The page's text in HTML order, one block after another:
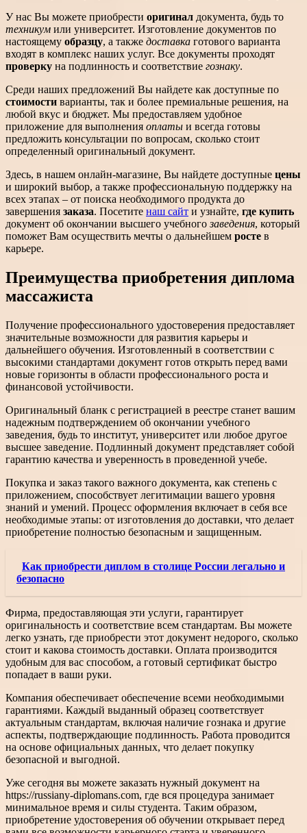
У нас Вы можете приобрести оригинал документа, будь то
техникум или университет. Изготовление документов по
настоящему образцу, а также доставка готового варианта
входят в комплекс наших услуг. Все документы проходят
проверку на подлинность и соответствие гознаку.
Среди наших предложений Вы найдете как доступные по
стоимости варианты, так и более премиальные решения, на
любой вкус и бюджет. Мы предоставляем удобное
приложение для выполнения оплаты и всегда готовы
предложить консультации по вопросам, сколько стоит
определенный оригинальный документ.
Здесь, в нашем онлайн-магазине, Вы найдете доступные цены
и широкий выбор, а также профессиональную поддержку на
всех этапах – от поиска необходимого продукта до
завершения заказа. Посетите наш сайт и узнайте, где купить
документ об окончании высшего учебного заведения, который
поможет Вам осуществить мечты о дальнейшем росте в
карьере.
Преимущества приобретения диплома
массажиста
Получение профессионального удостоверения предоставляет
значительные возможности для развития карьеры и
дальнейшего обучения. Изготовленный в соответствии с
высокими стандартами документ готов открыть перед вами
новые горизонты в области профессионального роста и
финансовой устойчивости.
Оригинальный бланк с регистрацией в реестре станет вашим
надежным подтверждением об окончании учебного
заведения, будь то институт, университет или любое другое
высшее заведение. Подлинный документ представляет собой
гарантию качества и уверенность в проведенной учебе.
Покупка и заказ такого важного документа, как степень с
приложением, способствует легитимации вашего уровня
знаний и умений. Процесс оформления включает в себя все
необходимые этапы: от изготовления до доставки, что делает
приобретение полностью безопасным и защищенным.
Как приобрести диплом в столице России легально и
безопасно
Фирма, предоставляющая эти услуги, гарантирует
оригинальность и соответствие всем стандартам. Вы можете
легко узнать, где приобрести этот документ недорого, сколько
стоит и какова стоимость доставки. Оплата производится
удобным для вас способом, а готовый сертификат быстро
попадает в ваши руки.
Компания обеспечивает обеспечение всеми необходимыми
гарантиями. Каждый выданный образец соответствует
актуальным стандартам, включая наличие гознака и другие
аспекты, подтверждающие подлинность. Работа проводится
на основе официальных данных, что делает покупку
безопасной и выгодной.
Уже сегодня вы можете заказать нужный документ на
https://russiany-diplomans.com, где вся процедура занимает
минимальное время и силы студента. Таким образом,
приобретение удостоверения об обучении открывает перед